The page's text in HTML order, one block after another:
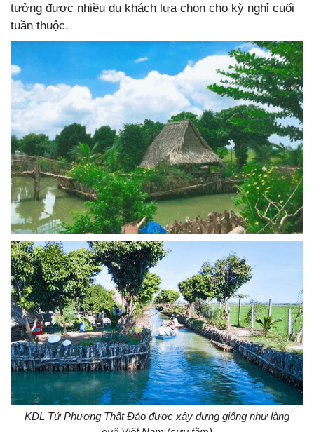
tưởng được nhiều du khách lựa chọn cho kỳ nghỉ cuối
tuần thuộc.
KDL Tứ Phương Thất Đảo được xây dựng giống như làng